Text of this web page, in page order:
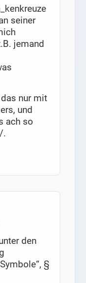
seiner
jemand
nur mit
und
ach so
.
den
§